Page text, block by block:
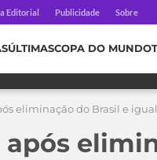
Editorial Publicidade Sobre
ÚLTIMASCOPA DO MUNDO
eliminação do Brasil e